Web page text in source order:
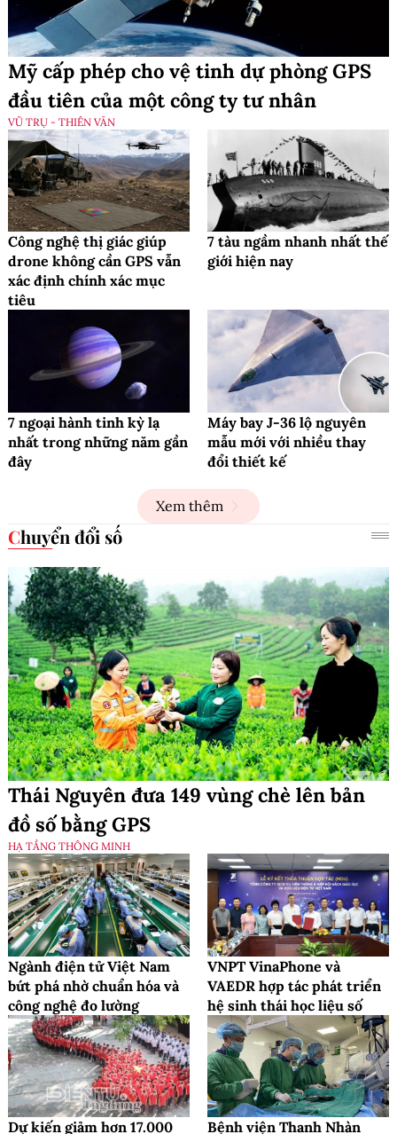
Mỹ cấp phép cho vệ tinh dự phòng GPS
đầu tiên của một công ty tư nhân
VŨ TRỤ - THIÊN VĂN
Công nghệ thị giác giúp
drone không cần GPS vẫn
xác định chính xác mục
tiêu
7 tàu ngầm nhanh nhất thế
giới hiện nay
7 ngoại hành tinh kỳ lạ
nhất trong những năm gần
đây
Máy bay J-36 lộ nguyên
mẫu mới với nhiều thay
đổi thiết kế
Xem thêm
Chuyển đổi số
Thái Nguyên đưa 149 vùng chè lên bản
đồ số bằng GPS
HẠ TẦNG THÔNG MINH
Ngành điện tử Việt Nam
bứt phá nhờ chuẩn hóa và
công nghệ đo lường
VNPT VinaPhone và
VAEDR hợp tác phát triển
hệ sinh thái học liệu số
Dự kiến giảm hơn 17.000 Bệnh viện Thanh Nhàn